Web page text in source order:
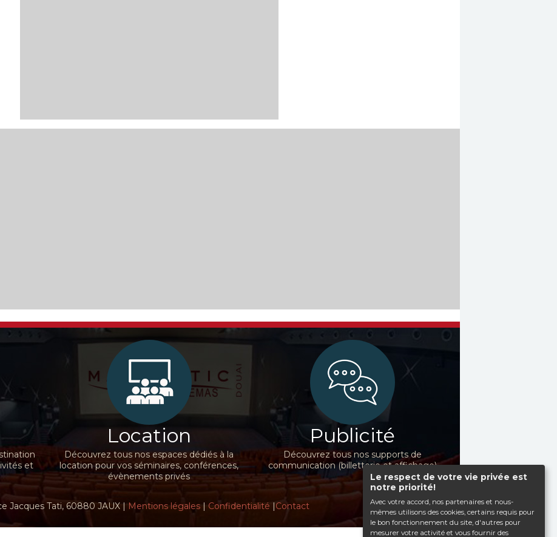
Le respect de votre vie privée est
notre priorité!
Avec votre accord, nos partenaires et nous-
mêmes utilisons des cookies, certains requis pour
le bon fonctionnement du site, d'autres pour
mesurer votre activité et vous fournir des
et
Location
Découvrez tous nos espaces dédiés à la
location pour vos séminaires, conférences,
évènements privés
Publicité
Découvrez tous nos supports de
communication (billetterie et affichage)
Jacques Tati, 60880 JAUX | Mentions légales| Confidentialité |Contact